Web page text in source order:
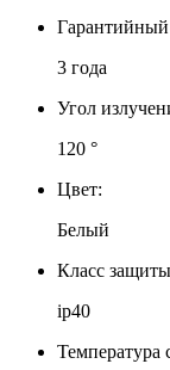
Гарантийный
3 года
Угол
120 °
Цвет:
Белый
Класс
ip40
Температура